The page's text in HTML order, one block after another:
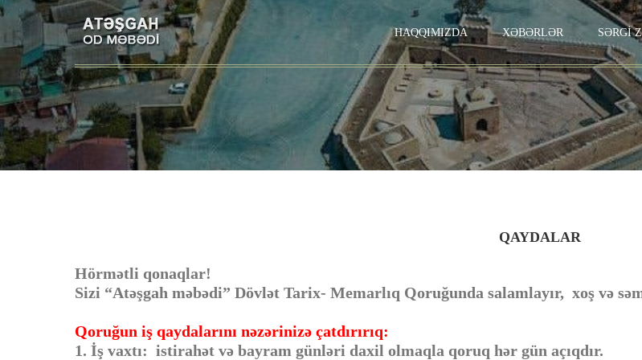
HAQQIMIZDA XƏBƏRLƏR SƏRGİ
QAYDALAR
Hörmətli qonaqlar!
Sizi “Atəşgah məbədi” Dövlət Tarix- Memarlıq Qoruğunda salamlayır, xoş və
Qoruğun iş qaydalarını nəzərinizə çatdırırıq:
1. İş vaxtı: istirahət və bayram günləri daxil olmaqla qoruq hər gün açıqdır.